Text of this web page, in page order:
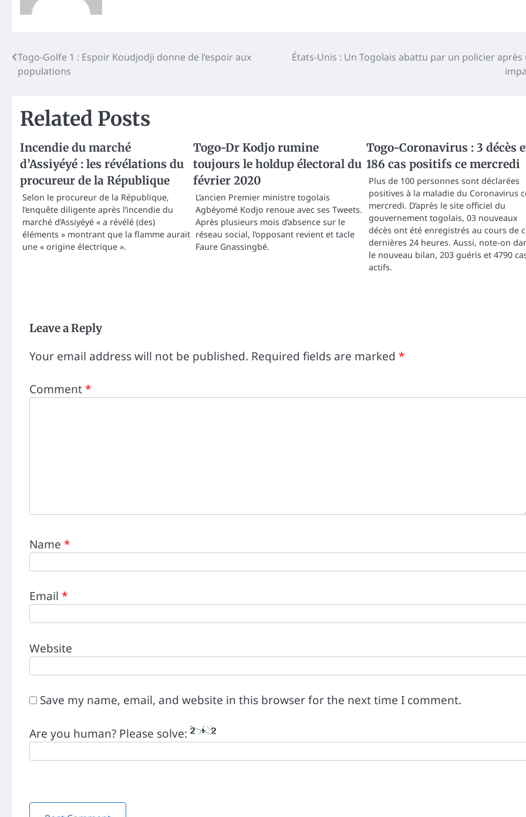
Post
navigation
Togo-Golfe 1 : Espoir Koudjodji donne de l’espoir aux
populations
États-Unis : Un Togolais abattu par un policier après
Related Posts
Incendie du marché
d’Assiyéyé : les révélations du
procureur de la République
Selon le procureur de la République,
l’enquête diligente après l’incendie du
marché d’Assiyéyé « a révélé (des)
éléments » montrant que la flamme aurait
une « origine électrique ».
Togo-Dr Kodjo rumine
toujours le holdup électoral du
février 2020
L’ancien Premier ministre togolais
Agbéyomé Kodjo renoue avec ses Tweets.
Après plusieurs mois d’absence sur le
réseau social, l’opposant revient et tacle
Faure Gnassingbé.
Togo-Coronavirus : 3 décès
186 cas positifs ce mercredi
Plus de 100 personnes sont déclarées
positives à la maladie du Coronavirus
mercredi. D’après le site officiel du
gouvernement togolais, 03 nouveaux
décès ont été enregistrés au cours de
dernières 24 heures. Aussi, note-on
le nouveau bilan, 203 guéris et 4790
actifs.
Leave a Reply
Your email address will not be published. Required fields are marked *
Comment*
Name *
Email *
Website
Save my name, email, and website in this browser for the next time I comment.
Are you human? Please solve: